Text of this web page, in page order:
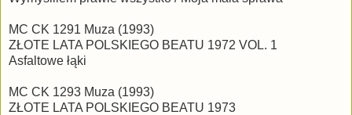
MC CK 1291 Muza (1993)
ZŁOTE LATA POLSKIEGO BEATU 1972 VOL. 1
Asfaltowe łąki
MC CK 1293 Muza (1993)
ZŁOTE LATA POLSKIEGO BEATU 1973